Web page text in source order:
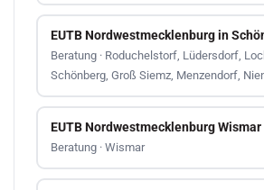
EUTB Nordwestmecklenburg in
Beratung · Roduchelstorf, Lüdersdorf,
Schönberg, Groß Siemz, Menzendorf,
EUTB Nordwestmecklenburg Wismar
Beratung · Wismar